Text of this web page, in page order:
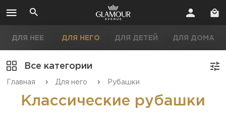
ДЛЯ НЕЕ ДЛЯ НЕГО ДЛЯ ДЕТЕЙ ДЛЯ ДОМА
Все категории
Главная › Для него › Рубашки
Классические рубашки